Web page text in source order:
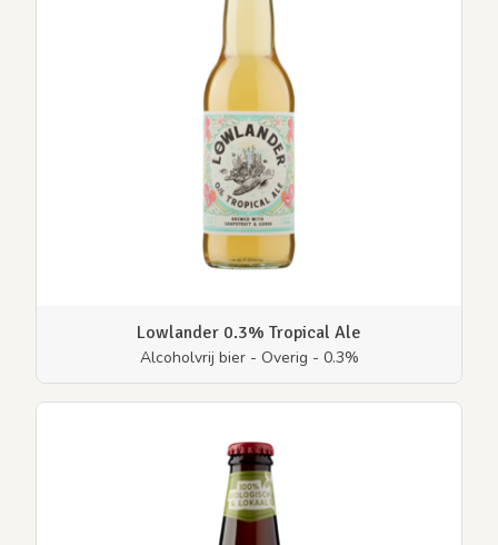
Lowlander 0.3% Tropical Ale
Alcoholvrij bier - Overig - 0.3%